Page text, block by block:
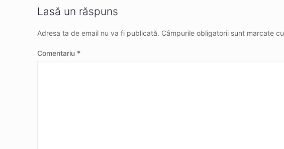
Lasă un răspuns
Adresa ta de email nu va fi publicată. Câmpurile obligatorii sunt marcate cu
Comentariu *